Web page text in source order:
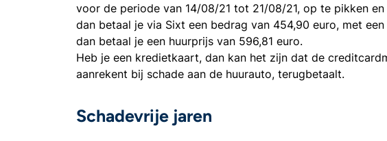
voor de periode van 14/08/21 tot 21/08/21, op te pikken
dan betaal je via Sixt een bedrag van 454,90 euro, met
dan betaal je een huurprijs van 596,81 euro.
Heb je een kredietkaart, dan kan het zijn dat de
aanrekent bij schade aan de huurauto, terugbetaalt.
Schadevrije jaren